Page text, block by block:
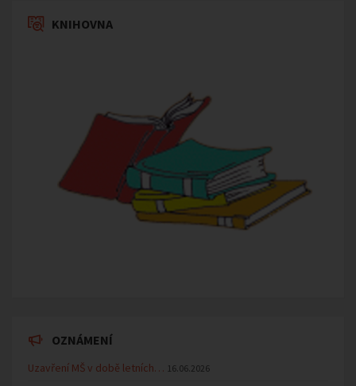
KNIHOVNA
OZNÁMENÍ
Uzavření MŠ v době letních… 16.06.2026